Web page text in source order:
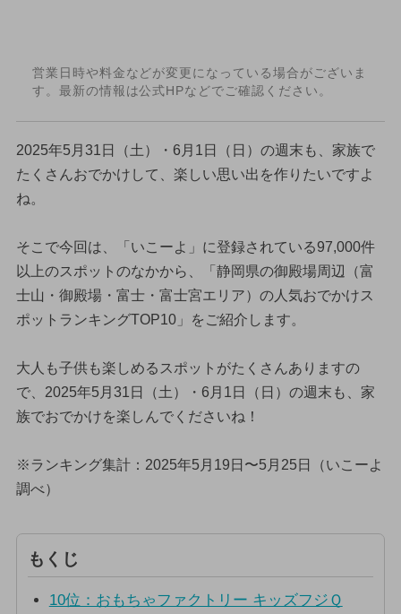
営業日時や料金などが変更になっている場合がございま
す。最新の情報は公式HPなどでご確認ください。
2025年5月31日（土）・6月1日（日）の週末も、家族で
たくさんおでかけして、楽しい思い出を作りたいですよ
ね。
そこで今回は、「いこーよ」に登録されている97,000件
以上のスポットのなかから、「静岡県の御殿場周辺（富
士山・御殿場・富士・富士宮エリア）の人気おでかけス
ポットランキングTOP10」をご紹介します。
大人も子供も楽しめるスポットがたくさんありますの
で、2025年5月31日（土）・6月1日（日）の週末も、家
族でおでかけを楽しんでくださいね！
※ランキング集計：2025年5月19日〜5月25日（いこーよ
調べ）
もくじ
10位：おもちゃファクトリー キッズフジＱ